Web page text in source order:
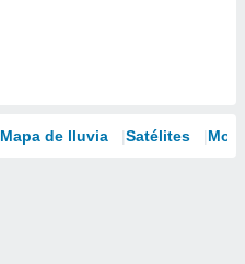
Mapa de lluvia Satélites